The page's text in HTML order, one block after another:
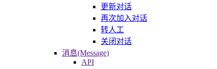
更新对话
再次加入对话
转人工
关闭对话
消息(Message)
API